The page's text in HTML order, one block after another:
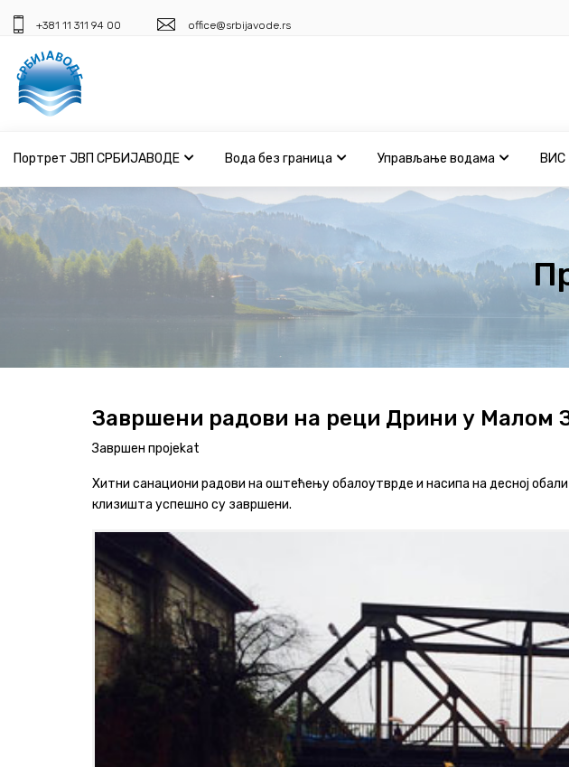
+381 11 311 94 00 office@srbijavode.rs
Портрет ЈВП СРБИЈАВОДЕ Вода без граница Управљање водама ВИС
Портрет ЈВП СРБИЈАВОДЕ
Вода без граница
Програми и извештаји
Актуелно
Контакт
+381 11 311 94 00 office@srbijavode.rs
Завршени радови на реци Дрини у Малом
Завршен пројеkat
Хитни санациони радови на оштећењу обалоутврде и насипа на десној
клизишта успешно су завршени.